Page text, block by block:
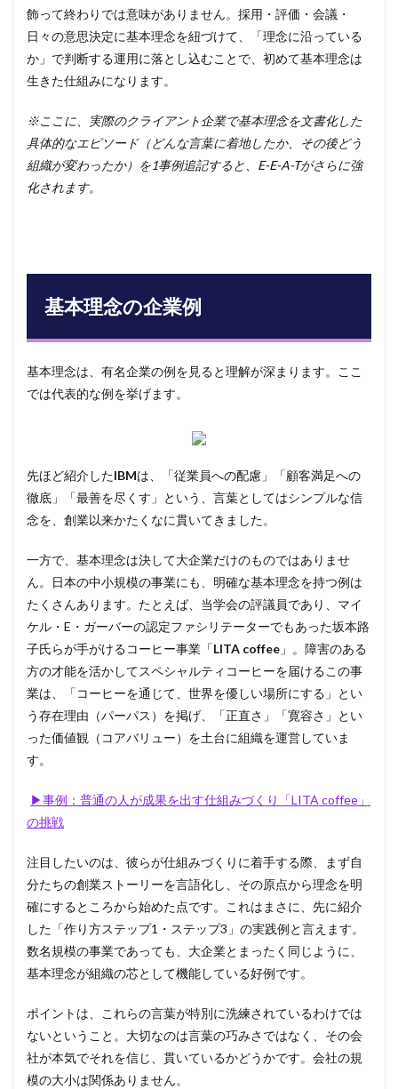
飾って終わりでは意味がありません。採用・評価・会議・
日々の意思決定に基本理念を紐づけて、「理念に沿っている
か」で判断する運用に落とし込むことで、初めて基本理念は
生きた仕組みになります。
※ここに、実際のクライアント企業で基本理念を文書化した
具体的なエピソード（どんな言葉に着地したか、その後どう
組織が変わったか）を1事例追記すると、E-E-A-Tがさらに強
化されます。
基本理念の企業例
基本理念は、有名企業の例を見ると理解が深まります。ここ
では代表的な例を挙げます。
先ほど紹介したIBMは、「従業員への配慮」「顧客満足への
徹底」「最善を尽くす」という、言葉としてはシンプルな信
念を、創業以来かたくなに貫いてきました。
一方で、基本理念は決して大企業だけのものではありませ
ん。日本の中小規模の事業にも、明確な基本理念を持つ例は
たくさんあります。たとえば、当学会の評議員であり、マイ
ケル・E・ガーバーの認定ファシリテーターでもあった坂本路
子氏らが手がけるコーヒー事業「LITA coffee 」。障害のある
方の才能を活かしてスペシャルティコーヒーを届けるこの事
業は、「コーヒーを通じて、世界を優しい場所にする」とい
う存在理由（パーパス）を掲げ、「正直さ」「寛容さ」とい
った価値観（コアバリュー）を土台に組織を運営していま
す。
▶事例：普通の人が成果を出す仕組みづくり「LITA coffee」
の挑戦
注目したいのは、彼らが仕組みづくりに着手する際、まず自
分たちの創業ストーリーを言語化し、その原点から理念を明
確にするところから始めた点です。これはまさに、先に紹介
した「作り方ステップ1・ステップ3」の実践例と言えます。
数名規模の事業であっても、大企業とまったく同じように、
基本理念が組織の芯として機能している好例です。
ポイントは、これらの言葉が特別に洗練されているわけでは
ないということ。大切なのは言葉の巧みさではなく、その会
社が本気でそれを信じ、貫いているかどうかです。会社の規
模の大小は関係ありません。